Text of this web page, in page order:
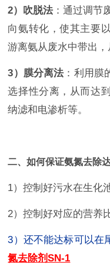
2）吹脱法 ：通过调节
向氨转化，使其主要
游离氨从废水中带出，
3）膜分离法 ：利用膜
选择性分离，从而达
纳滤和电渗析等。
二、如何保证氨氮去除
1）控制好污水在生化
2）控制好对应的营养
3） 还不能达标可以在
氮去除剂SN-1